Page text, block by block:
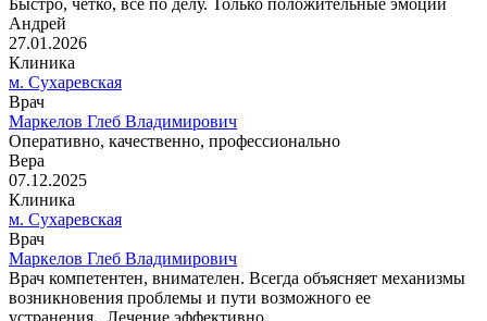
Андрей
27.01.2026
Клиника
м. Сухаревская
Врач
Маркелов Глеб Владимирович
Оперативно, качественно, профессионально
Вера
07.12.2025
Клиника
м. Сухаревская
Врач
Маркелов Глеб Владимирович
Врач компетентен, внимателен. Всегда объясняет механизмы
возникновения проблемы и пути возможного ее
устранения. Лечение эффективно.